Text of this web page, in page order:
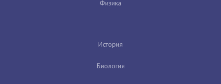
Физика
История
Биология